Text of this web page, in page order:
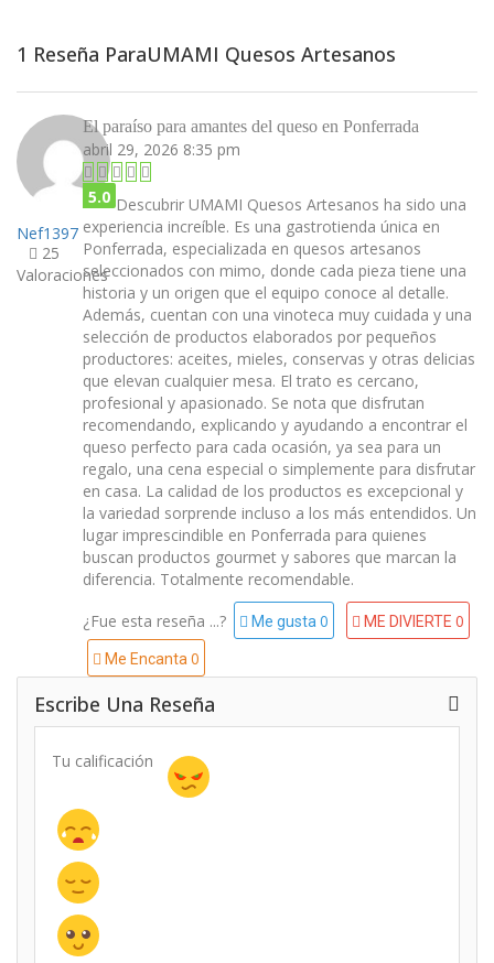
1 Reseña ParaUMAMI Quesos Artesanos
Nef1397
25
Valoraciones
El paraíso para amantes del queso en Ponferrada
abril 29, 2026 8:35 pm
5.0 Descubrir UMAMI Quesos Artesanos ha sido una
experiencia increíble. Es una gastrotienda única en
Ponferrada, especializada en quesos artesanos
seleccionados con mimo, donde cada pieza tiene una
historia y un origen que el equipo conoce al detalle.
Además, cuentan con una vinoteca muy cuidada y una
selección de productos elaborados por pequeños
productores: aceites, mieles, conservas y otras delicias
que elevan cualquier mesa. El trato es cercano,
profesional y apasionado. Se nota que disfrutan
recomendando, explicando y ayudando a encontrar el
queso perfecto para cada ocasión, ya sea para un
regalo, una cena especial o simplemente para disfrutar
en casa. La calidad de los productos es excepcional y
la variedad sorprende incluso a los más entendidos. Un
lugar imprescindible en Ponferrada para quienes
buscan productos gourmet y sabores que marcan la
diferencia. Totalmente recomendable.
¿Fue esta reseña ...?
Me gusta 0 ME DIVIERTE 0
Me Encanta 0
Escribe Una Reseña
Tu calificación